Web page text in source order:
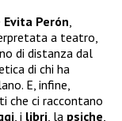
Evita Perón
a teatro,
di distanza dal
di chi ha
E, infine,
che ci raccontano
, i libri , la psiche